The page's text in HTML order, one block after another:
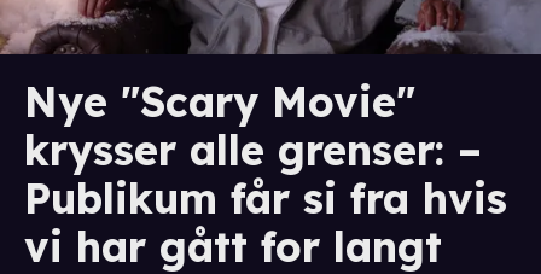
Nye "Scary Movie"
krysser alle grenser: –
Publikum får si fra hvis
vi har gått for langt